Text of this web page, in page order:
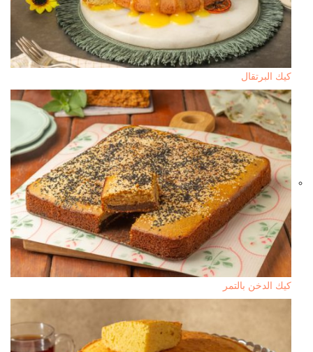
كيك البرتقال
كيك الدخن بالتمر